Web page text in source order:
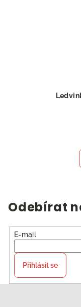
Odebírat
E-mail
Přihlásit se